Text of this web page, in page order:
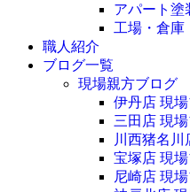
アパート塗
工場・倉庫
職人紹介
ブログ一覧
現場親方ブログ
伊丹店 現
三田店 現
川西猪名川
宝塚店 現
尼崎店 現